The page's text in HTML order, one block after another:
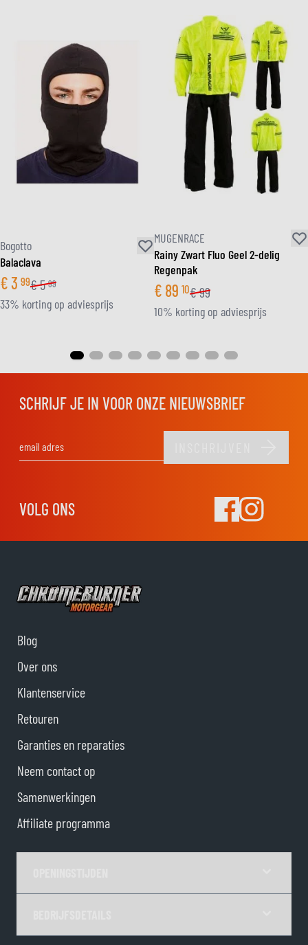
Bogotto
Balaclava
€3 99€5 99
33% korting op adviesprijs
MUGENRACE
Rainy Zwart Fluo Geel 2-delig
Regenpak
€ 89 10€99
10% korting op adviesprijs
SCHRIJF JE IN VOOR ONZE NIEUWSBRIEF
VOLG ONS
Blog
Over ons
Klantenservice
Retouren
Garanties en reparaties
Neem contact op
Samenwerkingen
Affiliate programma